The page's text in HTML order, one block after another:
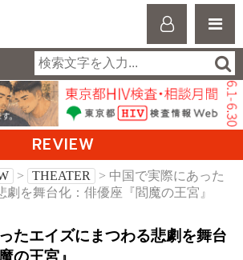
REVIEW
> THEATER
> 中国で実際にあった
劇を舞台化：俳優座『閻魔の王宮』
たエイズにまつわる悲劇を舞台
の王宮』